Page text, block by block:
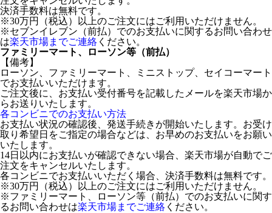
決済手数料は無料です。
※30万円（税込）以上のご注文にはご利用いただけません。
※セブンイレブン（前払）でのお支払いに関するお問い合わせ
は楽天市場までご連絡 ください。
ファミリーマート、ローソン等（前払）
【備考】
ローソン、ファミリーマート、ミニストップ、セイコーマート
でお支払いいただけます。
ご注文後に、お支払い受付番号を記載したメールを楽天市場か
らお送りいたします。
各コンビニでのお支払い方法
お支払い状況の確認後、発送手続きが開始いたします。お受け
取り希望日をご指定の場合などは、お早めのお支払いをお願い
いたします。
14日以内にお支払いが確認できない場合、楽天市場が自動でご
注文をキャンセルいたします。
各コンビニでお支払いいただく場合、決済手数料は無料です。
※30万円（税込）以上のご注文にはご利用いただけません。
※ファミリーマート、ローソン等（前払）でのお支払いに関す
るお問い合わせは楽天市場までご連絡 ください。